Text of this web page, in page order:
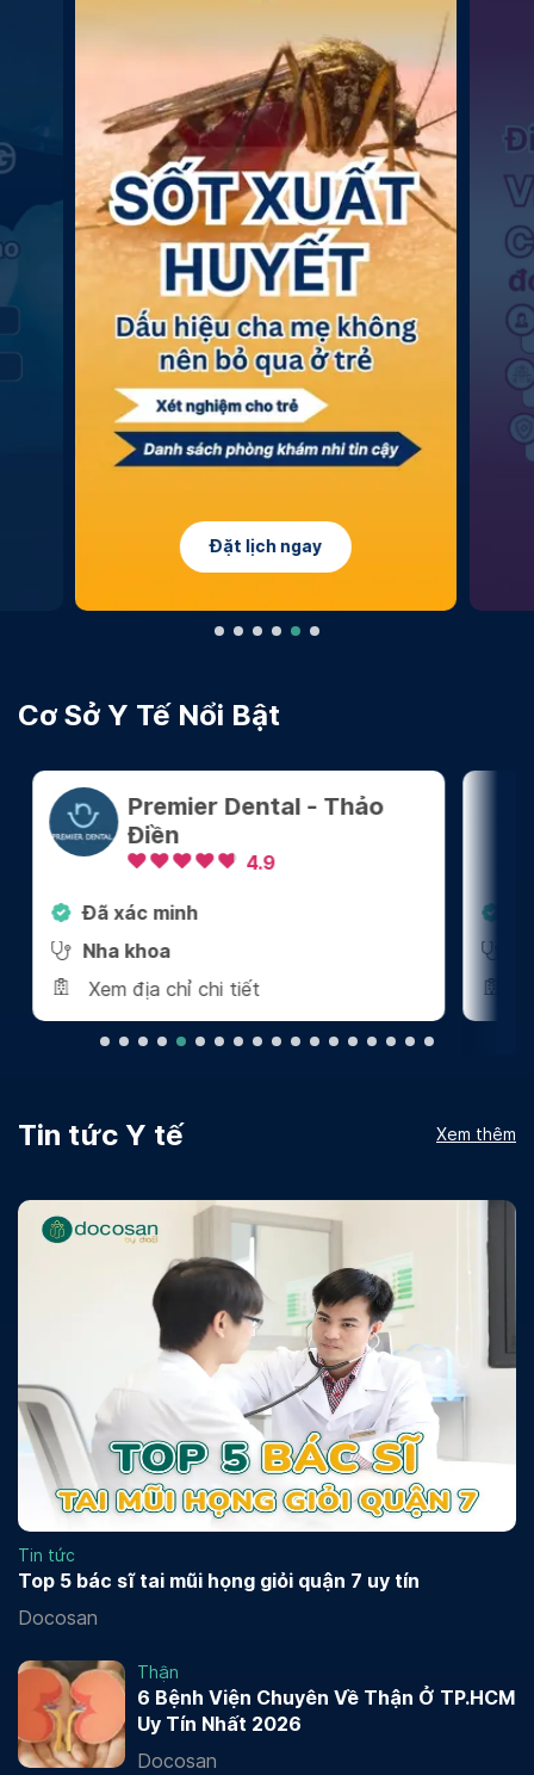
Đặt lịch ngay
Cơ Sở Y Tế Nổi Bật
Premier Dental - Thảo
Điền
4.9
Đã xác minh
Nha khoa
Xem địa chỉ chi tiết
Tin tức Y tế Xem thêm
Tin tức
Top 5 bác sĩ tai mũi họng giỏi quận 7 uy tín
Docosan
Thận
6 Bệnh Viện Chuyên Về Thận Ở TP.HCM
Uy Tín Nhất 2026
Docosan